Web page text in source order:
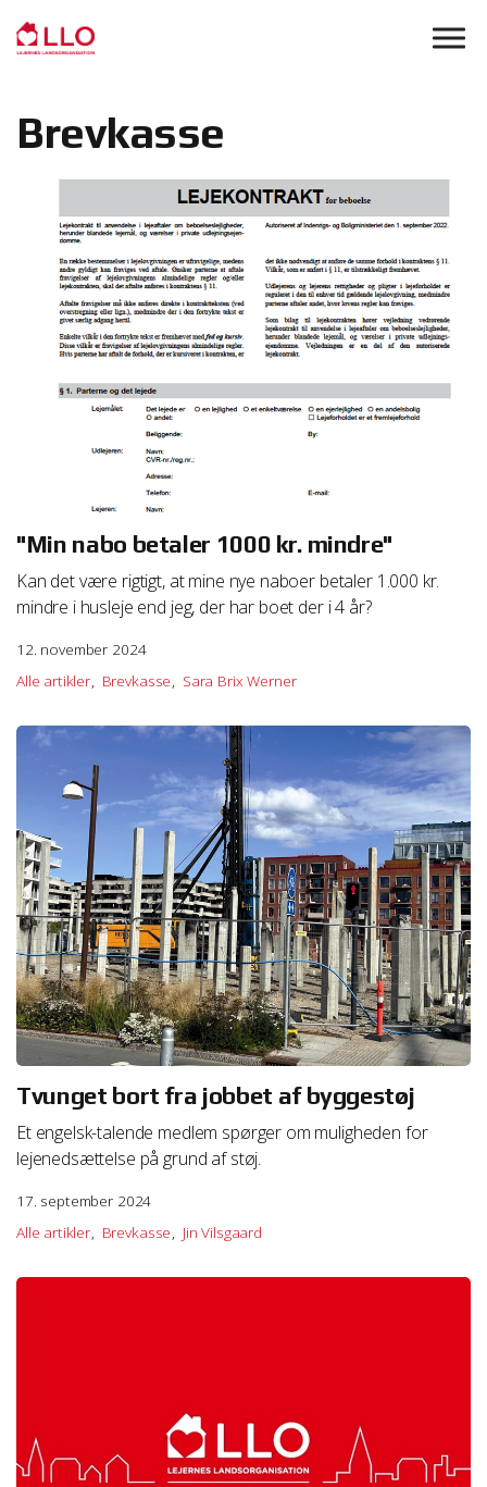
Brevkasse
"Min nabo betaler 1000 kr. mindre"
Kan det være rigtigt, at mine nye naboer betaler 1.000 kr.
mindre i husleje end jeg, der har boet der i 4 år?
12. november 2024
Alle artikler
Brevkasse Sara Brix Werner
Tvunget bort fra jobbet af byggestøj
Et engelsk-talende medlem spørger om muligheden for
lejenedsættelse på grund af støj.
17. september 2024
Alle artikler
Brevkasse Jin Vilsgaard